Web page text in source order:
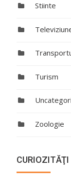
Stiinte
Turism
Zoologie
CURIOZITĂŢI